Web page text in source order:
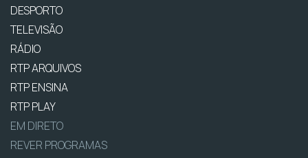
DESPORTO
TELEVISÃO
RÁDIO
RTP ARQUIVOS
RTP ENSINA
RTP PLAY
EM DIRETO
REVER PROGRAMAS